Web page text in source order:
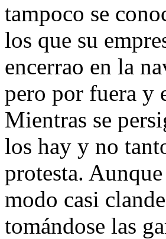
tampoco se
los que su
encerrao en la
pero por fuera y
Mientras se
los hay y no
protesta.
modo casi
tomándose las